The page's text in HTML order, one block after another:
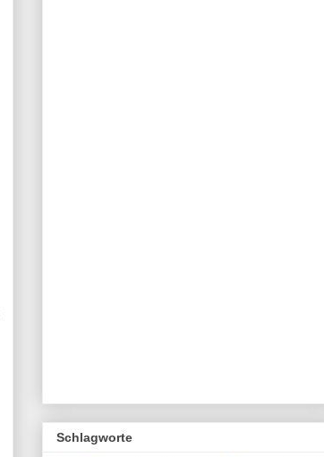
Schlagworte